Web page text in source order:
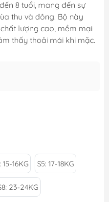
8 tuổi, mang đến sự
thu và đông. Bộ này
lượng cao, mềm mại
thấy thoải mái khi mặc.
15-16KG S5: 17-18KG
23-24KG